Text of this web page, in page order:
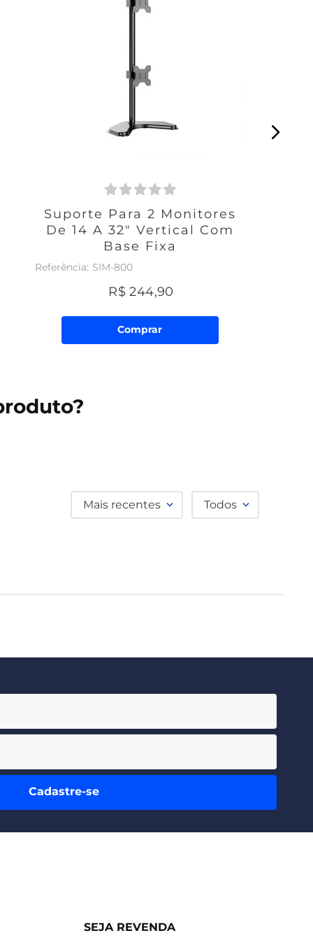
Suporte Para 2 Monitores
De 14 A 32" Vertical Com
Base Fixa
SIM-800
R$ 244,90
Comprar
Mais recentes Todos
Cadastre-se
SEJA REVENDA